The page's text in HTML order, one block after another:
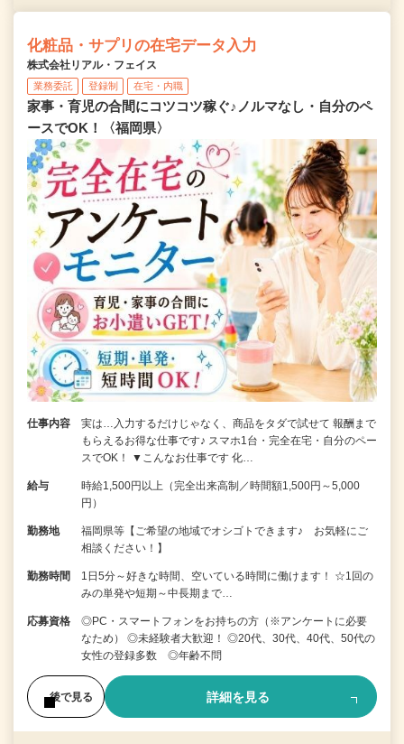
化粧品・サプリの在宅データ入力
株式会社リアル・フェイス
業務委託 登録制 在宅・内職
家事・育児の合間にコツコツ稼ぐ♪ノルマなし・自分のペ
ースでOK！〈福岡県〉
仕事内容
実は…入力するだけじゃなく、商品をタダで試せて 報酬まで
もらえるお得な仕事です♪ スマホ1台・完全在宅・自分のペー
スでOK！ ▼こんなお仕事です 化…
給与
時給1,500円以上（完全出来高制／時間額1,500円～5,000
円）
勤務地
福岡県等【ご希望の地域でオシゴトできます♪ お気軽にご
相談ください！】
勤務時間
1日5分～好きな時間、空いている時間に働けます！ ☆1回の
みの単発や短期～中長期まで…
応募資格
◎PC・スマートフォンをお持ちの方（※アンケートに必要
なため） ◎未経験者大歓迎！ ◎20代、30代、40代、50代の
女性の登録多数 ◎年齢不問
後で見る 詳細を見る